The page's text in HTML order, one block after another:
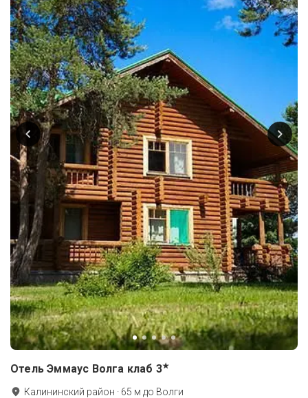
Отель Эммаус Волга клаб 3★
Калининский район · 65 м до Волги